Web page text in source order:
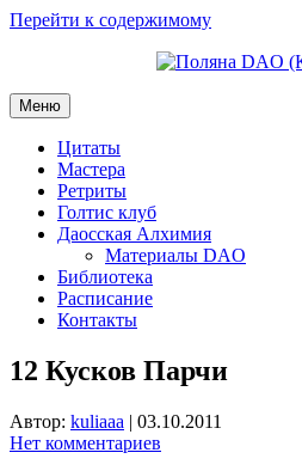
Перейти к содержимому
Меню
Цитаты
Мастера
Ретриты
Голтис клуб
Даосская Алхимия
Материалы DAO
Библиотека
Расписание
Контакты
12 Кусков Парчи
Автор: kuliaaa | 03.10.2011
Нет комментариев